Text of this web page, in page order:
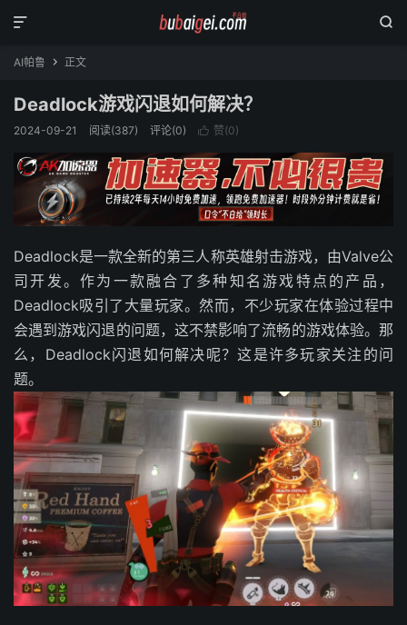


AI帕鲁  正文
Deadlock游戏闪退如何解决？
2024-09-21 阅读(387) 评论(0)  赞(0)
Deadlock是一款全新的第三人称英雄射击游戏，由Valve公
司开发。作为一款融合了多种知名游戏特点的产品，
Deadlock吸引了大量玩家。然而，不少玩家在体验过程中
会遇到游戏闪退的问题，这不禁影响了流畅的游戏体验。那
么，Deadlock闪退如何解决呢？这是许多玩家关注的问
题。